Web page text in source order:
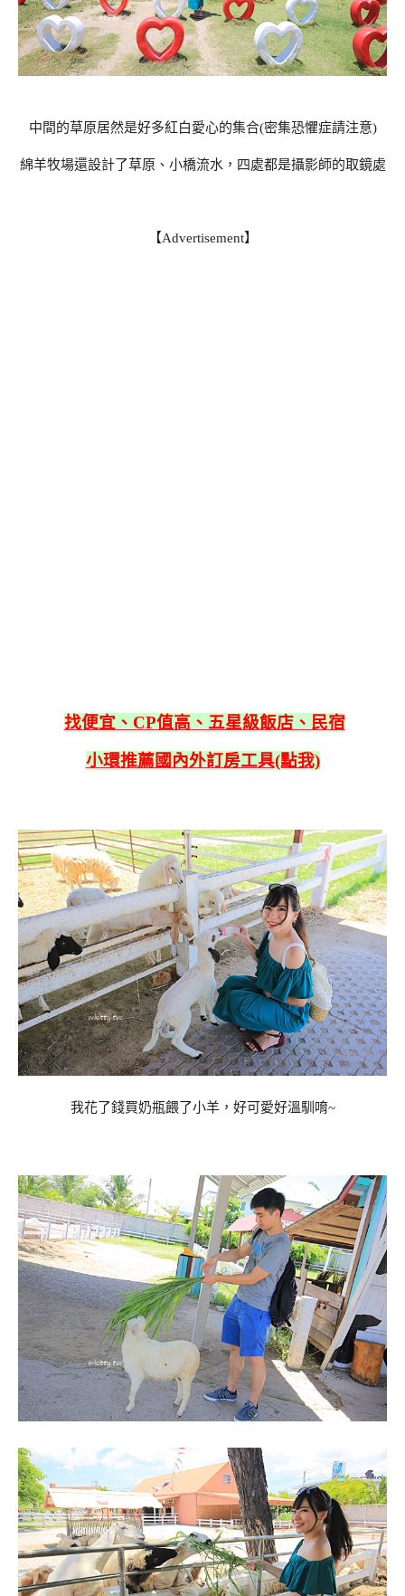
中間的草原居然是好多紅白愛心的集合(密集恐懼症請注意)
綿羊牧場還設計了草原、小橋流水，四處都是攝影師的取鏡處
【Advertisement】
找便宜、CP值高、五星級飯店、民宿
小環推薦國內外訂房工具(點我)
我花了錢買奶瓶餵了小羊，好可愛好溫馴唷~